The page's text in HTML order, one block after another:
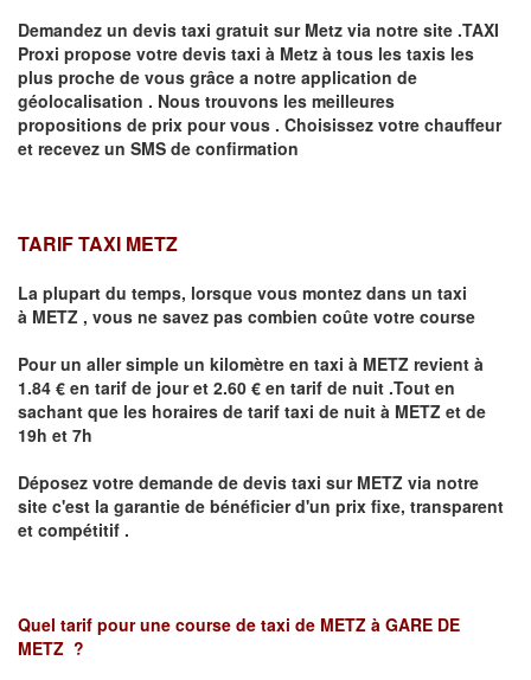
Demandez un devis taxi gratuit sur Metz via notre site .TAXI
Proxi propose votre devis taxi à Metz à tous les taxis les
plus proche de vous grâce a notre application de
géolocalisation . Nous trouvons les meilleures
propositions de prix pour vous . Choisissez votre chauffeur
et recevez un SMS de confirmation
TARIF TAXI METZ
La plupart du temps, lorsque vous montez dans un taxi
à METZ , vous ne savez pas combien coûte votre course
Pour un aller simple un kilomètre en taxi à METZ revient à
1.84 € en tarif de jour et 2.60 € en tarif de nuit .Tout en
sachant que les horaires de tarif taxi de nuit à METZ et de
19h et 7h
Déposez votre demande de devis taxi sur METZ via notre
site c'est la garantie de bénéficier d'un prix fixe, transparent
et compétitif .
Quel tarif pour une course de taxi de METZ à GARE DE
METZ ?